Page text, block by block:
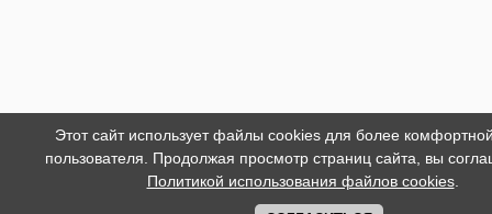
Этот сайт использует файлы cookies для более
пользователя. Продолжая просмотр страниц сайта, вы
Политикой использования файлов cookies.